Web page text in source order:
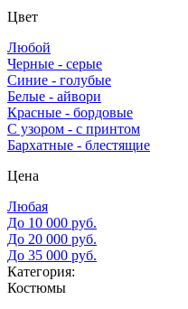
Цвет
Любой
Черные - серые
Синие - голубые
Белые - айвори
Красные - бордовые
С узором - с принтом
Бархатные - блестящие
Цена
Любая
До 10 000 руб.
До 20 000 руб.
До 35 000 руб.
Категория:
Костюмы